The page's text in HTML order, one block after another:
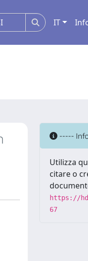
IT
-----
Utilizza
citare o
https://
67